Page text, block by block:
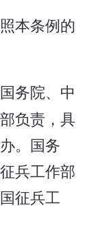
本条例的
务院、中
负责，具
。国务
兵工作部
征兵工